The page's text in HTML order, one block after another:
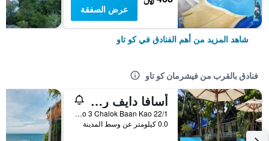
عرض الصفقة
شاهد المزيد من أهم الفنادق في كو تاو
فنادق بالقرب من فيشرمان كو تاو
أسافا دايف ريزورت
22/1 Moo 3 Chalok Baan Kao, كو تاو, تايلاند
0.0 كيلومتر عن وسط المدينة